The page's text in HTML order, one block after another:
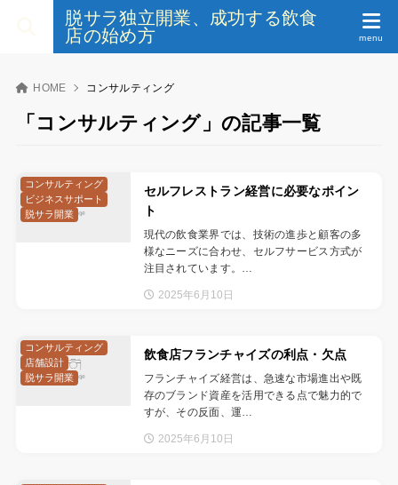
脱サラ独立開業、成功する飲食
店の始め方
HOME コンサルティング
「コンサルティング」の記事一覧
セルフレストラン経営に必要なポイン
ト
現代の飲食業界では、技術の進歩と顧客の多
様なニーズに合わせ、セルフサービス方式が
注目されています。…
2025年6月10日
コンサルティング
ビジネスサポート
脱サラ開業
飲食店フランチャイズの利点・欠点
フランチャイズ経営は、急速な市場進出や既
存のブランド資産を活用できる点で魅力的で
すが、その反面、運…
2025年6月10日
コンサルティング
店舗設計
脱サラ開業